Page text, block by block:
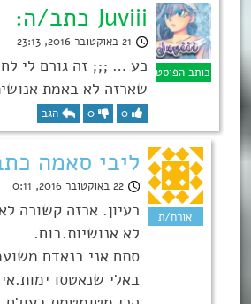
Juviii כתב/ה:
21 באוקטובר 2016, 23:13
כע … ;;; זה גורם לי
שארזה לא באמת
0
0 הגב
ליבי סאמה
22 באוקטובר 2016, 0:11
רעיון. ארזה קשורה
לא אנושיות.בום.
סתם אני בנאדם
באלי שנאטסו